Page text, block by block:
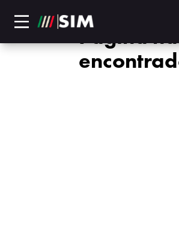
Página